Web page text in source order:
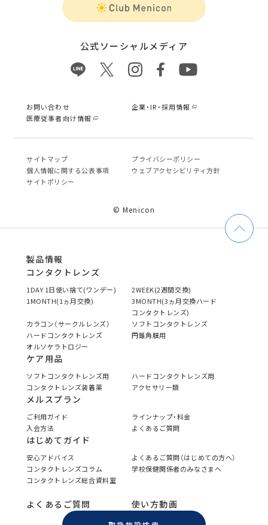
公式ソーシャルメディア
お問い合わせ
企業・IR・採用情報
医療従事者向け情報
サイトマップ
プライバシーポリシー
個⼈情報に関する公表事項
ウェブアクセシビリティ方針
サイトポリシー
© Menicon
製品情報
コンタクトレンズ
1DAY 1日使い捨て(ワンデー)
2WEEK(2週間交換)
1MONTH(1ヵ月交換)
3MONTH(3ヵ月交換ハード
コンタクトレンズ)
カラコン（サークルレンズ）
ソフトコンタクトレンズ
ハードコンタクトレンズ
円錐角膜用
オルソケラトロジー
ケア用品
ソフトコンタクトレンズ用
ハードコンタクトレンズ用
コンタクトレンズ装着薬
アクセサリー類
メルスプラン
ご利用ガイド
ラインナップ・料金
入会方法
よくあるご質問
はじめてガイド
安心アドバイス
よくあるご質問（はじめての方へ）
コンタクトレンズコラム
学校保健関係者のみなさまへ
コンタクトレンズ総合資料室
よくあるご質問 使い方動画